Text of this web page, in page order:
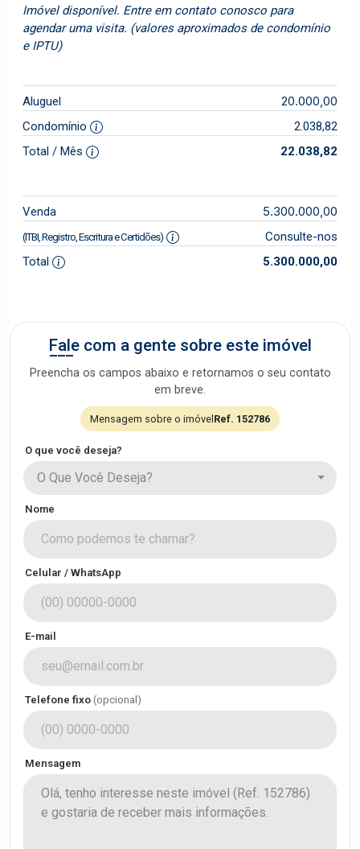
Imóvel disponível. Entre em contato conosco para
agendar uma visita. (valores aproximados de condomínio
e IPTU)
Aluguel 20.000,00
Condomínio
2.038,82
Total / Mês
22.038,82
Venda 5.300.000,00
(ITBI, Registro, Escritura e Certidões)
Consulte-nos
Total
5.300.000,00
Fale com a gente sobre este imóvel
Preencha os campos abaixo e retornamos o seu contato
em breve.
Mensagem sobre o imóvelRef. 152786
O que você deseja?
O Que Você Deseja?
Nome
Celular / WhatsApp
E-mail
Telefone fixo (opcional)
Mensagem